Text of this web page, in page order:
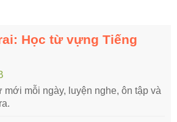
Học từ vựng Tiếng
mới mỗi ngày, luyện nghe, ôn tập và